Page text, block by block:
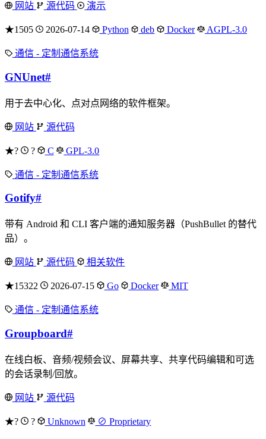
网站 源代码 演示
★1505 2026-07-14 Python deb Docker AGPL-3.0
通信 - 定制通信系统
GNUnet#
用于去中心化、点对点网络的软件框架。
网站 源代码
★? ? C GPL-3.0
通信 - 定制通信系统
Gotify#
带有 Android 和 CLI 客户端的通知服务器（PushBullet 的替代
品）。
网站 源代码 相关软件
★15322 2026-07-15 Go Docker MIT
通信 - 定制通信系统
Groupboard#
在线白板、音频/视频会议、屏幕共享、共享代码编辑和可选
的会话录制/回放。
网站 源代码
★? ? Unknown ⊘ Proprietary